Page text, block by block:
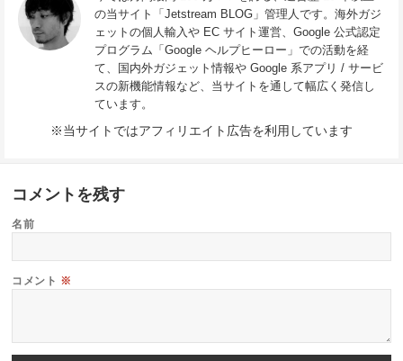
の当サイト「Jetstream BLOG」管理人です。海外ガジ
ェットの個人輸入や EC サイト運営、Google 公式認定
プログラム「Google ヘルプヒーロー」での活動を経
て、国内外ガジェット情報や Google 系アプリ / サービ
スの新機能情報など、当サイトを通して幅広く発信し
ています。
※当サイトではアフィリエイト広告を利用しています
コメントを残す
名前
コメント ※